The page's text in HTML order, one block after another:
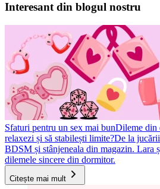
Interesant din blogul nostru
Sfaturi pentru un sex mai bunDileme din
relaxezi și să stabilești limite?De la
BDSM și stânjeneala din magazin. Lara
dilemele sincere din dormitor.
Citește mai mult